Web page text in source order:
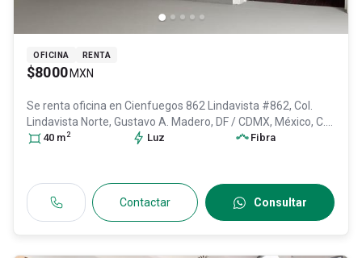
OFICINA RENTA
$8000 MXN
Se renta oficina en Cienfuegos 862 Lindavista #862, Col.
Lindavista Norte, Gustavo A. Madero, DF / CDMX, México, C.P.
07300, ID:
40 m2 Luz Fibra
Contactar Consultar